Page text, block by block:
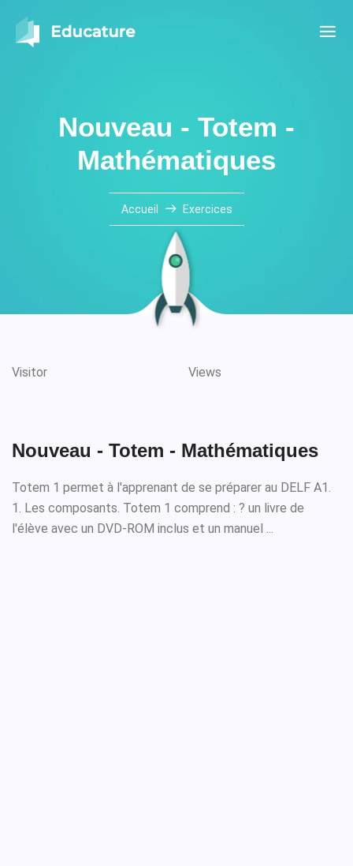
Nouveau - Totem -
Mathématiques
Accueil Exercices
Visitor Views
Nouveau - Totem - Mathématiques
Totem 1 permet à l'apprenant de se préparer au DELF A1.
1. Les composants. Totem 1 comprend : ? un livre de
l'élève avec un DVD-ROM inclus et un manuel ...